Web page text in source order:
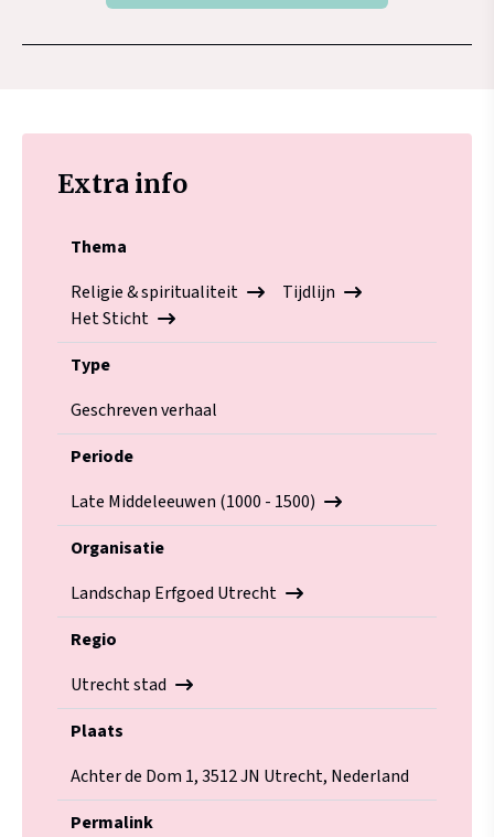
Extra info
Thema
Religie & spiritualiteit
Tijdlijn
Het Sticht
Type
Geschreven verhaal
Periode
Late Middeleeuwen (1000 - 1500)
Organisatie
Landschap Erfgoed Utrecht
Regio
Utrecht stad
Plaats
Achter de Dom 1, 3512 JN Utrecht, Nederland
Permalink